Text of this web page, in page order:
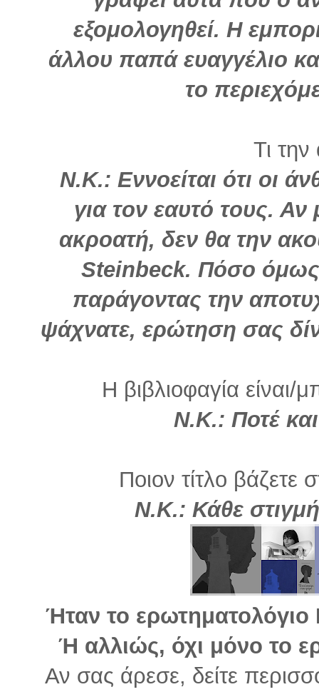
εξομολογηθεί. Η
άλλου παπά ευαγγέλιο
το
Τι
Ν.Κ.: Εννοείται ότι οι
για τον εαυτό τους. Αν
ακροατή, δεν θα την
Steinbeck. Πόσο όμως
παράγοντας την
ψάχνατε, ερώτηση σας
Η βιβλιοφαγία είναι/
Ν.Κ.: Ποτέ
Ποιον τίτλο βάζετε
Ν.Κ.: Κάθε
Ήταν το ερωτηματολόγιο
Ή αλλιώς, όχι μόνο το
Αν σας άρεσε, δείτε